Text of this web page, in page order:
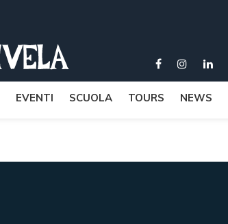
EVENTI SCUOLA TOURS NEWS